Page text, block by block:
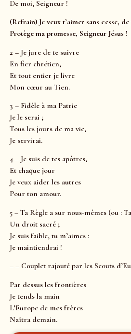
De moi, Seigneur !
(Refrain) Je veux t’aimer sans cesse,
Protège ma promesse, Seigneur Jésus !
2 – Je jure de te suivre
En fier chrétien,
Et tout entier je livre
Mon cœur au Tien.
3 – Fidèle à ma Patrie
Je le serai ;
Tous les jours de ma vie,
Je servirai.
4 – Je suis de tes apôtres,
Et chaque jour
Je veux aider les autres
Pour ton amour.
5 – Ta Règle a sur nous-mêmes (ou :
Un droit sacré ;
Je suis faible, tu m’aimes :
Je maintiendrai !
– – Couplet rajouté par les Scouts
Par dessus les frontières
Je tends la main
L’Europe de mes frères
Naîtra demain.